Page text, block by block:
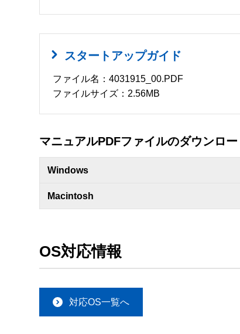
スタートアップガイド
ファイル名：4031915_00.PDF
ファイルサイズ：2.56MB
マニュアルPDFファイルのダウンロ
Windows
Macintosh
OS対応情報
対応OS一覧へ